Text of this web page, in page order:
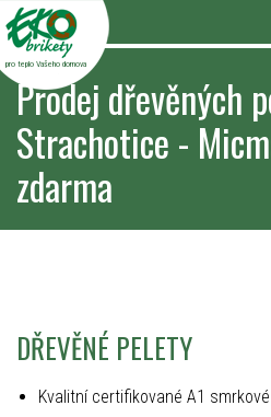
pro teplo Vašeho domova
Prodej dřevěných
Strachotice -
zdarma
DŘEVĚNÉ PELETY
Kvalitní certifikované A1